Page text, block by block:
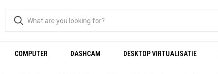
COMPUTER DASHCAM DESKTOP VIRTUALISATIE